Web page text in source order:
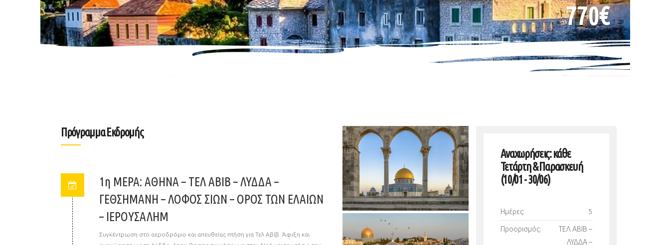
770€
Πρόγραμμα Εκδρομής
1η ΜΕΡΑ: ΑΘΗΝΑ – ΤΕΛ ΑΒΙΒ – ΛΥΔΔΑ –
ΓΕΘΣΗΜΑΝΗ – ΛΟΦΟΣ ΣΙΩΝ – ΟΡΟΣ ΤΩΝ ΕΛΑΙΩΝ
– ΙΕΡΟΥΣΑΛΗΜ
Συγκέντρωση στο αεροδρόμιο και απευθείας πτήση για Τελ Αβίβ. Άφιξη και
Αναχωρήσεις: κάθε
Τετάρτη & Παρασκευή
(10/01 - 30/06)
Ημέρες: 5
Προορισμός:
ΤΕΛ ΑΒΙΒ –
ΛΥΔΔΑ –